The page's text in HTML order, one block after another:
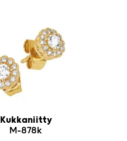
Kukkaniitty
M-878k